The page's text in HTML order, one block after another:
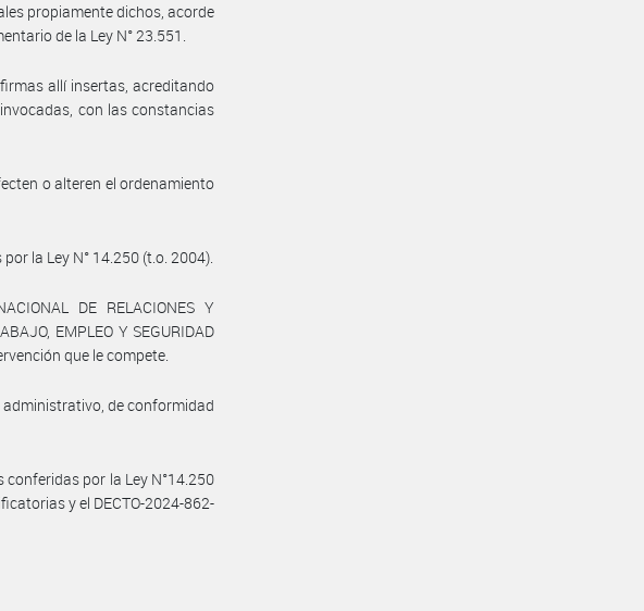
propiamente dichos, acorde
de la Ley N° 23.551.
allí insertas, acreditando
con las constancias
o alteren el ordenamiento
la Ley N° 14.250 (t.o. 2004).
DE RELACIONES Y
EMPLEO Y SEGURIDAD
que le compete.
de conformidad
por la Ley N°14.250
y el DECTO-2024-862-